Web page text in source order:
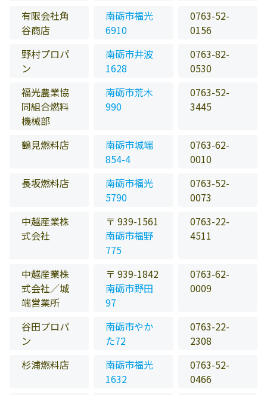
有限会社角
谷商店
南砺市福光
6910
0763-52-
0156
野村プロパ
ン
南砺市井波
1628
0763-82-
0530
福光農業協
同組合燃料
機械部
南砺市荒木
990
0763-52-
3445
鶴見燃料店
南砺市城端
854-4
0763-62-
0010
長坂燃料店
南砺市福光
5790
0763-52-
0073
中越産業株
式会社
〒 939-1561
南砺市福野
775
0763-22-
4511
中越産業株
式会社／城
端営業所
〒 939-1842
南砺市野田
97
0763-62-
0009
谷田プロパ
ン
南砺市やか
た72
0763-22-
2308
杉浦燃料店
南砺市福光
1632
0763-52-
0466